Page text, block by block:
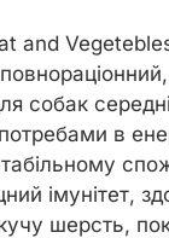
and
собак
в
імунітет,
шерсть,